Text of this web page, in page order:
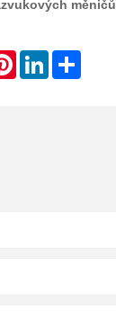
měničů
PinterestLinkedIn